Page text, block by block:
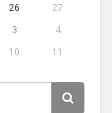
26
27
3
4
10 11